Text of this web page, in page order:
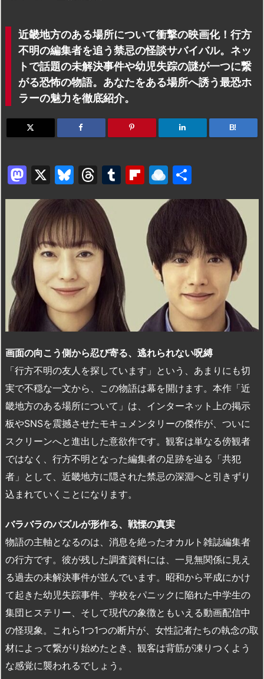
近畿地方のある場所について衝撃の映画化！行方
不明の編集者を追う禁忌の怪談サバイバル。ネッ
トで話題の未解決事件や幼児失踪の謎が一つに繋
がる恐怖の物語。あなたをある場所へ誘う最恐ホ
ラーの魅力を徹底紹介。
B!
M
a
st
o
d
o
n
X
Bl
u
e
s
k
y
T
hr
e
a
d
s
T
u
Fl
ip
b
o
ar
d
R
ai
n
dr
o
p.
io
有
画面の向こう側から忍び寄る、逃れられない呪縛
「行方不明の友人を探しています」という、あまりにも切
実で不穏な一文から、この物語は幕を開けます。本作「近
畿地方のある場所について」は、インターネット上の掲示
板やSNSを震撼させたモキュメンタリーの傑作が、ついに
スクリーンへと進出した意欲作です。観客は単なる傍観者
ではなく、行方不明となった編集者の足跡を辿る「共犯
者」として、近畿地方に隠された禁忌の深淵へと引きずり
込まれていくことになります。
バラバラのパズルが形作る、戦慄の真実
物語の主軸となるのは、消息を絶ったオカルト雑誌編集者
の行方です。彼が残した調査資料には、一見無関係に見え
る過去の未解決事件が並んでいます。昭和から平成にかけ
て起きた幼児失踪事件、学校をパニックに陥れた中学生の
集団ヒステリー、そして現代の象徴ともいえる動画配信中
の怪現象。これら1つ1つの断片が、女性記者たちの執念の取
材によって繋がり始めたとき、観客は背筋が凍りつくよう
な感覚に襲われるでしょう。